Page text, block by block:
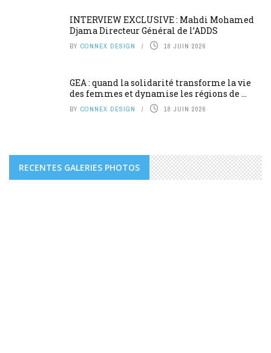
INTERVIEW EXCLUSIVE : Mahdi Mohamed
Djama Directeur Général de l’ADDS
BY CONNEX DESIGN 18 JUIN 2026
GEA : quand la solidarité transforme la vie
des femmes et dynamise les régions de ...
BY CONNEX DESIGN 18 JUIN 2026
RECENTES GALERIES PHOTOS